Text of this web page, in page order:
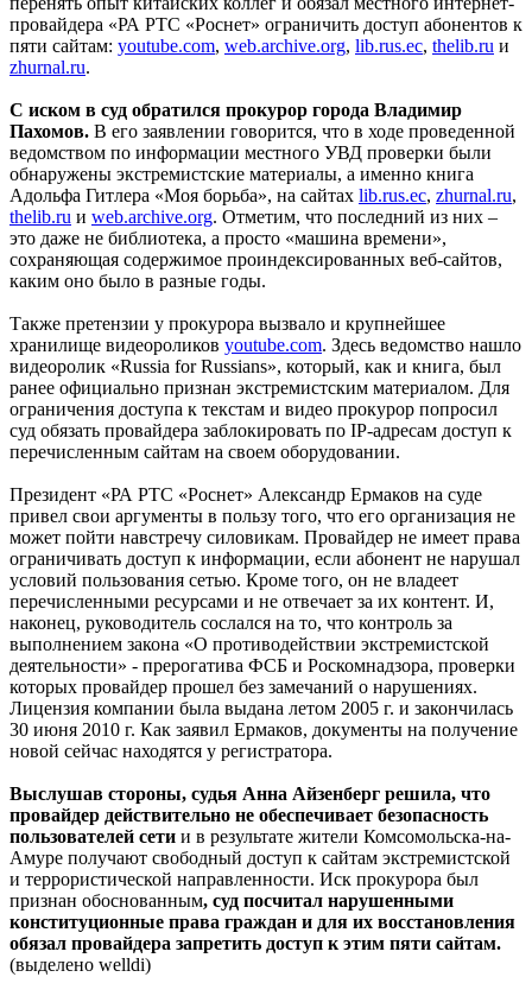
провайдера «РА РТС «Роснет» ограничить доступ абонентов к
пяти сайтам: youtube.com, web.archive.org, lib.rus.ec, thelib.ru и
zhurnal.ru.
С иском в суд обратился прокурор города Владимир
Пахомов. В его заявлении говорится, что в ходе проведенной
ведомством по информации местного УВД проверки были
обнаружены экстремистские материалы, а именно книга
Адольфа Гитлера «Моя борьба», на сайтах lib.rus.ec, zhurnal.ru,
thelib.ru и web.archive.org. Отметим, что последний из них –
это даже не библиотека, а просто «машина времени»,
сохраняющая содержимое проиндексированных веб-сайтов,
каким оно было в разные годы.
Также претензии у прокурора вызвало и крупнейшее
хранилище видеороликов youtube.com. Здесь ведомство нашло
видеоролик «Russia for Russians», который, как и книга, был
ранее официально признан экстремистским материалом. Для
ограничения доступа к текстам и видео прокурор попросил
суд обязать провайдера заблокировать по IP-адресам доступ к
перечисленным сайтам на своем оборудовании.
Президент «РА РТС «Роснет» Александр Ермаков на суде
привел свои аргументы в пользу того, что его организация не
может пойти навстречу силовикам. Провайдер не имеет права
ограничивать доступ к информации, если абонент не нарушал
условий пользования сетью. Кроме того, он не владеет
перечисленными ресурсами и не отвечает за их контент. И,
наконец, руководитель сослался на то, что контроль за
выполнением закона «О противодействии экстремистской
деятельности» - прерогатива ФСБ и Роскомнадзора, проверки
которых провайдер прошел без замечаний о нарушениях.
Лицензия компании была выдана летом 2005 г. и закончилась
30 июня 2010 г. Как заявил Ермаков, документы на получение
новой сейчас находятся у регистратора.
Выслушав стороны, судья Анна Айзенберг решила, что
провайдер действительно не обеспечивает безопасность
пользователей сети и в результате жители Комсомольска-на-
Амуре получают свободный доступ к сайтам экстремистской
и террористической направленности. Иск прокурора был
признан обоснованным, суд посчитал нарушенными
конституционные права граждан и для их восстановления
обязал провайдера запретить доступ к этим пяти сайтам.
(выделено welldi)